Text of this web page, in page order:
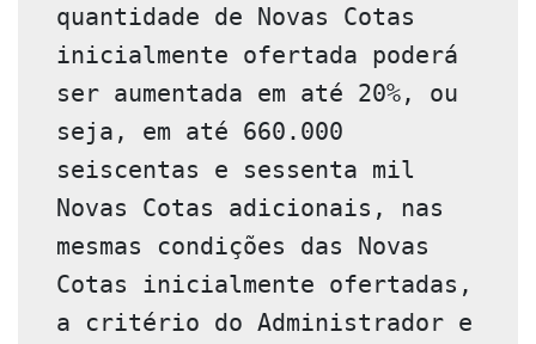
quantidade de Novas Cotas
inicialmente ofertada poderá
ser aumentada em até 20%, ou
seja, em até 660.000
seiscentas e sessenta mil
Novas Cotas adicionais, nas
mesmas condições das Novas
Cotas inicialmente ofertadas,
a critério do Administrador e